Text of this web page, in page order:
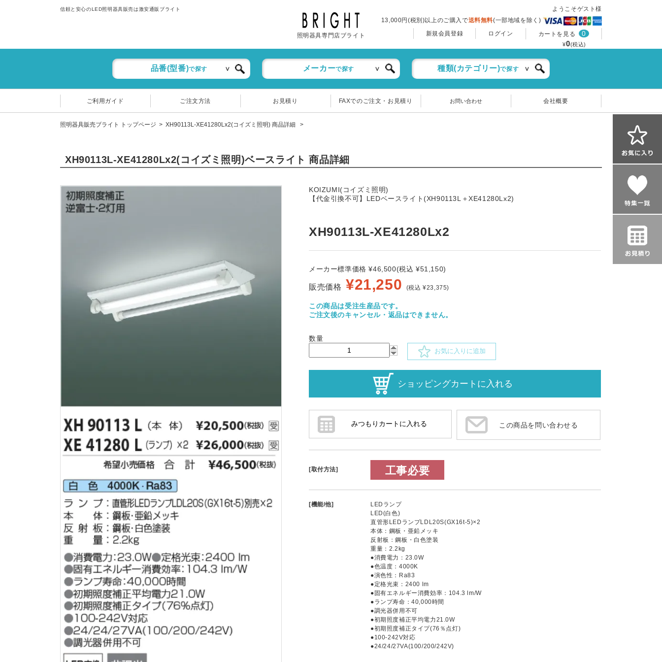
信頼と安心のLED照明器具販売は激安通販ブライト
照明器具専門店ブライト
ようこそゲスト様
13,000円(税別)以上のご購入で送料無料(一部地域を除く)
新規会員登録
ログイン カートを見る 0
¥0(税込)
品番(型番)で探す メーカーで探す 種類(カテゴリー)で探す
ご利用ガイド ご注文方法 お見積り FAXでのご注文・お見積り お問い合わせ 会社概要
照明器具販売ブライト トップページ XH90113L-XE41280Lx2(コイズミ照明) 商品詳細
XH90113L-XE41280Lx2(コイズミ照明)ベースライト 商品詳細
KOIZUMI(コイズミ照明)
【代金引換不可】LEDベースライト(XH90113L＋XE41280Lx2)
XH90113L-XE41280Lx2
メーカー標準価格 ¥46,500(税込 ¥51,150)
販売価格 ¥21,250 (税込 ¥23,375)
この商品は受注生産品です。
ご注文後のキャンセル・返品はできません。
数量
お気に入りに追加
この商品を問い合わせる
[取付方法] 工事必要
[機能/他]
LEDランプ
LED(白色)
直管形LEDランプLDL20S(GX16t-5)×2
本体：鋼板・亜鉛メッキ
反射板：鋼板・白色塗装
重量：2.2kg
●消費電力：23.0W
●色温度：4000K
●演色性：Ra83
●定格光束：2400 lm
●固有エネルギー消費効率：104.3 lm/W
●ランプ寿命：40,000時間
●調光器併用不可
●初期照度補正平均電力21.0W
●初期照度補正タイプ(76％点灯)
●100-242V対応
●24/24/27VA(100/200/242V)